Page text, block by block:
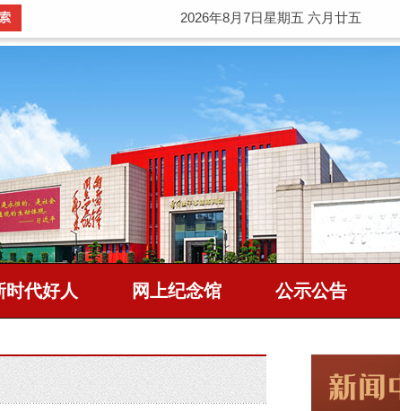
2026年8月7日星期五 六月廿五
时代好人 网上纪念馆 公示公告